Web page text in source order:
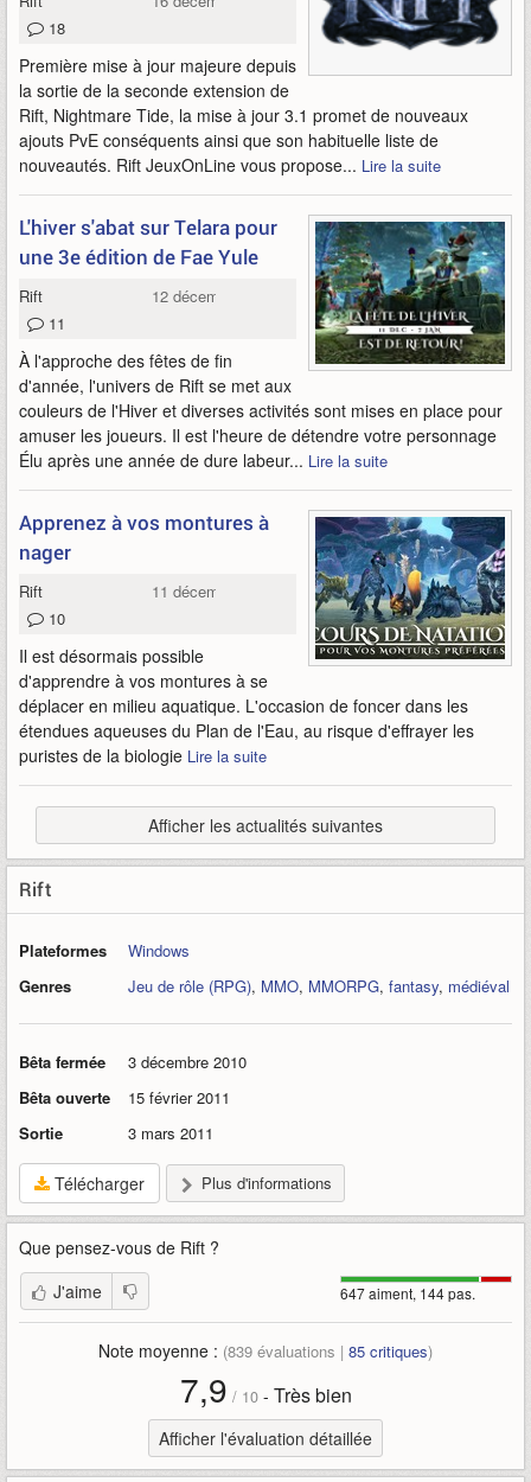
18
Première mise à jour majeure depuis
la sortie de la seconde extension de
Rift, Nightmare Tide, la mise à jour 3.1 promet de nouveaux
ajouts PvE conséquents ainsi que son habituelle liste de
nouveautés. Rift JeuxOnLine vous propose... Lire la suite
L'hiver s'abat sur Telara pour
une 3e édition de Fae Yule
Rift
12 décembre 2014
11
À l'approche des fêtes de fin
d'année, l'univers de Rift se met aux
couleurs de l'Hiver et diverses activités sont mises en place pour
amuser les joueurs. Il est l'heure de détendre votre personnage
Élu après une année de dure labeur... Lire la suite
Apprenez à vos montures à
nager
Rift
11 décembre 2014
10
Il est désormais possible
d'apprendre à vos montures à se
déplacer en milieu aquatique. L'occasion de foncer dans les
étendues aqueuses du Plan de l'Eau, au risque d'effrayer les
puristes de la biologie Lire la suite
Afficher les actualités suivantes
Rift
Plateformes
Windows
Genres
Jeu de rôle (RPG), MMO, MMORPG, fantasy, médiéval
Bêta fermée
3 décembre 2010
Bêta ouverte
15 février 2011
Sortie
3 mars 2011
Télécharger Plus d'informations
Que pensez-vous de Rift ?
647 aiment, 144 pas.
J'aime
Note moyenne : (839 évaluations | 85 critiques)
7,9 / 10- Très bien
Afficher l'évaluation détaillée